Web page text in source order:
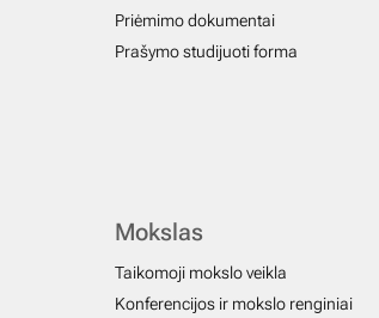
Priėmimo dokumentai
Prašymo studijuoti forma
Mokslas
Taikomoji mokslo veikla
Konferencijos ir mokslo renginiai